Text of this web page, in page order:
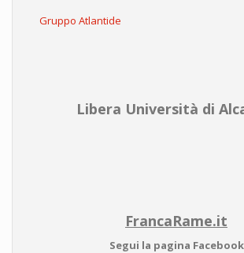
Gruppo Atlantide
Libera Università di
FrancaRame.it
Segui la pagina Facebook